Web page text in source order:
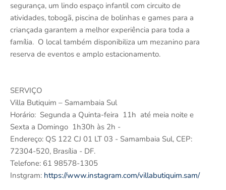
segurança, um lindo espaço infantil com circuito de
atividades, tobogã, piscina de bolinhas e games para a
criançada garantem a melhor experiência para toda a
família. O local também disponibiliza um mezanino para
reserva de eventos e amplo estacionamento.
SERVIÇO
Villa Butiquim – Samambaia Sul
Horário: Segunda a Quinta-feira 11h até meia noite e
Sexta a Domingo 1h30h às 2h -
Endereço: QS 122 CJ 01 LT 03 - Samambaia Sul, CEP:
72304-520, Brasília - DF.
Telefone: 61 98578-1305
Instgram: https://www.instagram.com/villabutiquim.sam/